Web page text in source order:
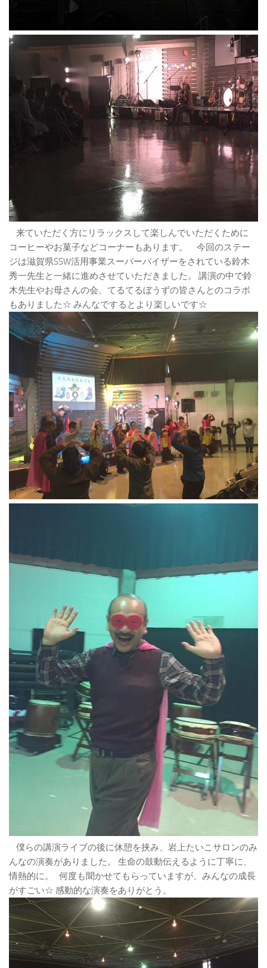
来ていただく方にリラックスして楽しんでいただくために
コーヒーやお菓子などコーナーもあります。 今回のステー
ジは滋賀県SSW活用事業スーパーバイザーをされている鈴木
秀一先生と一緒に進めさせていただきました。 講演の中で鈴
木先生やお母さんの会、てるてるぼうずの皆さんとのコラボ
もありました☆ みんなでするとより楽しいです☆
僕らの講演ライブの後に休憩を挟み、岩上たいこサロンのみ
んなの演奏がありました。 生命の鼓動伝えるように丁寧に、
情熱的に。 何度も聞かせてもらっていますが、みんなの成長
がすごい☆ 感動的な演奏をありがとう。